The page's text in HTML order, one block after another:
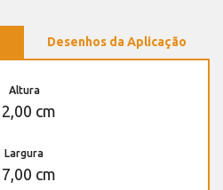
Desenhos da Aplicação
Altura
cm
Largura
cm